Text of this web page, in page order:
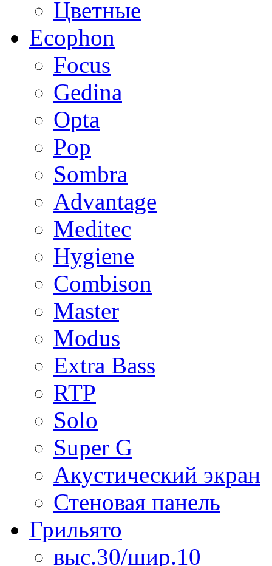
Цветные
Ecophon
Focus
Gedina
Opta
Pop
Sombra
Advantage
Meditec
Hygiene
Combison
Master
Modus
Extra Bass
RTP
Solo
Super G
Акустический экран
Стеновая панель
Грильято
выс.30/шир.10